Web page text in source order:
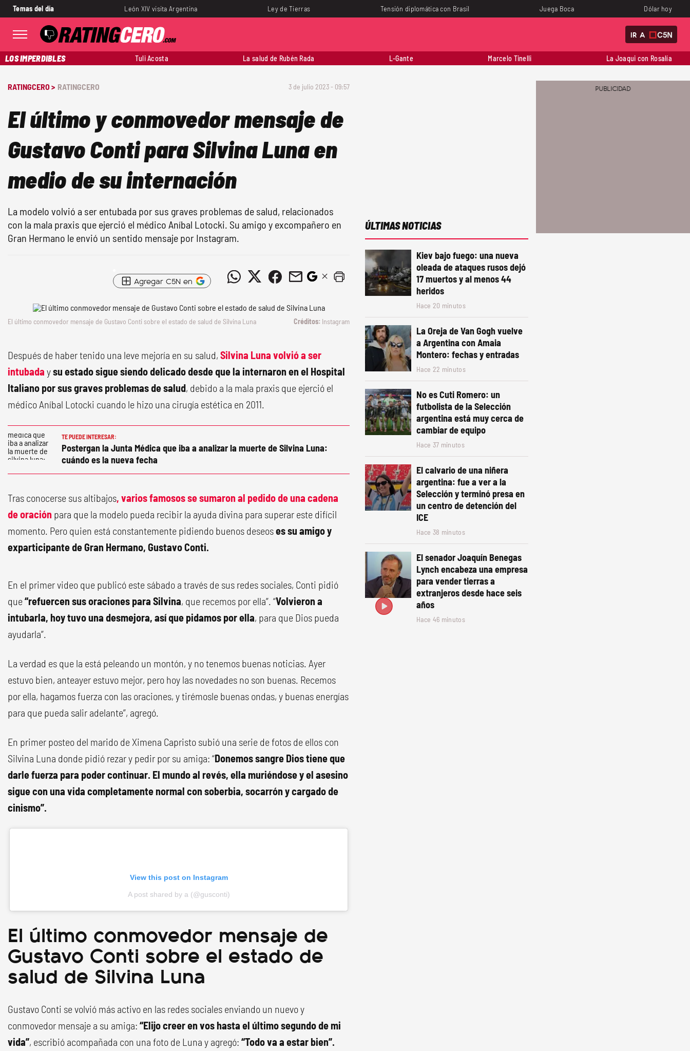
Temas del día León XIV visita Argentina Ley de Tierras Tensión diplomática con Brasil Juega Boca Dólar hoy
IR A
LOS IMPERDIBLES Tuli Acosta La salud de Rubén Rada L-Gante Marcelo Tinelli La Joaqui con Rosalía
RATINGCERO > RATINGCERO 3 de julio 2023 - 09:57
El último y conmovedor mensaje de
Gustavo Conti para Silvina Luna en
medio de su internación
La modelo volvió a ser entubada por sus graves problemas de salud, relacionados
con la mala praxis que ejerció el médico Aníbal Lotocki. Su amigo y excompañero en
Gran Hermano le envió un sentido mensaje por Instagram.
Agregar C5N en
El último conmovedor mensaje de Gustavo Conti sobre el estado de salud de Silvina Luna Instagram
Después de haber tenido una leve mejoría en su salud, Silvina Luna volvió a ser
intubada ysu estado sigue siendo delicado desde que la internaron en el Hospital
Italiano por sus graves problemas de salud, debido a la mala praxis que ejerció el
médico Aníbal Lotocki cuando le hizo una cirugía estética en 2011.
TE PUEDE INTERESAR:
Postergan la Junta Médica que iba a analizar la muerte de Silvina Luna:
cuándo es la nueva fecha
Tras conocerse sus altibajos, varios famosos se sumaron al pedido de una cadena
de oración para que la modelo pueda recibir la ayuda divina para superar este difícil
momento. Pero quien está constantemente pidiendo buenos deseoses su amigo y
exparticipante de Gran Hermano, Gustavo Conti.
En el primer video que publicó este sábado a través de sus redes sociales, Conti pidió
que“refuercen sus oraciones para Silvina, que recemos por ella”. “Volvieron a
intubarla, hoy tuvo una desmejora, así que pidamos por ella, para que Dios pueda
ayudarla”.
La verdad es que la está peleando un montón, y no tenemos buenas noticias. Ayer
estuvo bien, anteayer estuvo mejor, pero hoy las novedades no son buenas. Recemos
por ella, hagamos fuerza con las oraciones, y tirémosle buenas ondas, y buenas energías
para que pueda salir adelante”, agregó.
En primer posteo del marido de Ximena Capristo subió una serie de fotos de ellos con
Silvina Luna donde pidió rezar y pedir por su amiga: “Donemos sangre Dios tiene que
darle fuerza para poder continuar. El mundo al revés, ella muriéndose y el asesino
sigue con una vida completamente normal con soberbia, socarrón y cargado de
cinismo”.
View this post on Instagram
A post shared by a (@gusconti)
El último conmovedor mensaje de
Gustavo Conti sobre el estado de
salud de Silvina Luna
Gustavo Conti se volvió más activo en las redes sociales enviando un nuevo y
conmovedor mensaje a su amiga: “Elijo creer en vos hasta el último segundo de mi
vida”, escribió acompañada con una foto de Luna y agregó: “Todo va a estar bien”.
ÚLTIMAS NOTICIAS
Kiev bajo fuego: una nueva
oleada de ataques rusos dejó
17 muertos y al menos 44
heridos
Hace 20 minutos
La Oreja de Van Gogh vuelve
a Argentina con Amaia
Montero: fechas y entradas
Hace 22 minutos
No es Cuti Romero: un
futbolista de la Selección
argentina está muy cerca de
cambiar de equipo
Hace 37 minutos
El calvario de una niñera
argentina: fue a ver a la
Selección y terminó presa en
un centro de detención del
ICE
Hace 38 minutos
El senador Joaquín Benegas
Lynch encabeza una empresa
para vender tierras a
extranjeros desde hace seis
años
Hace 46 minutos